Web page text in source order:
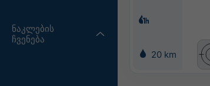
ნაკლების
ჩვენება
20 km